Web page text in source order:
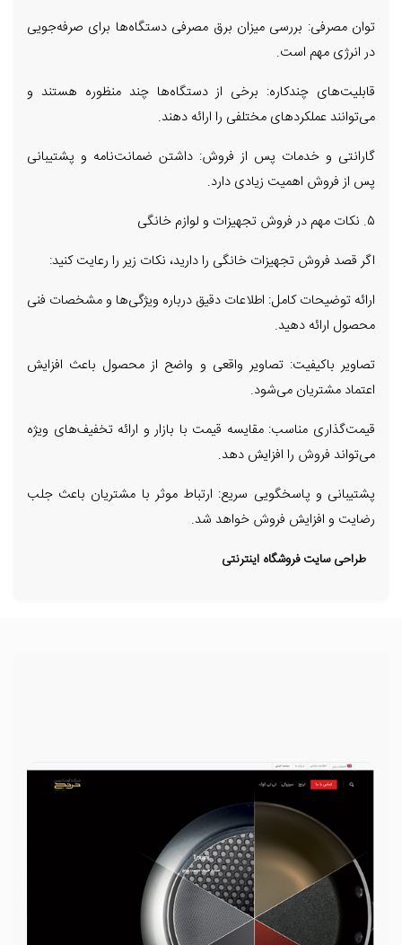
توان مصرفی: بررسی میزان برق مصرفی دستگاه‌ها برای صرفه‌جویی
در انرژی مهم است.
قابلیت‌های چندکاره: برخی از دستگاه‌ها چند منظوره هستند و
می‌توانند عملکردهای مختلفی را ارائه دهند.
گارانتی و خدمات پس از فروش: داشتن ضمانت‌نامه و پشتیبانی
پس از فروش اهمیت زیادی دارد.
۵. نکات مهم در فروش تجهیزات و لوازم خانگی
اگر قصد فروش تجهیزات خانگی را دارید، نکات زیر را رعایت کنید:
ارائه توضیحات کامل: اطلاعات دقیق درباره ویژگی‌ها و مشخصات فنی
محصول ارائه دهید.
تصاویر باکیفیت: تصاویر واقعی و واضح از محصول باعث افزایش
اعتماد مشتریان می‌شود.
قیمت‌گذاری مناسب: مقایسه قیمت با بازار و ارائه تخفیف‌های ویژه
می‌تواند فروش را افزایش دهد.
پشتیبانی و پاسخگویی سریع: ارتباط موثر با مشتریان باعث جلب
رضایت و افزایش فروش خواهد شد.
طراحی سایت فروشگاه اینترنتی